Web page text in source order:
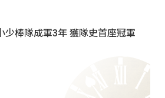
少棒隊成軍3年 獲隊史首座冠軍